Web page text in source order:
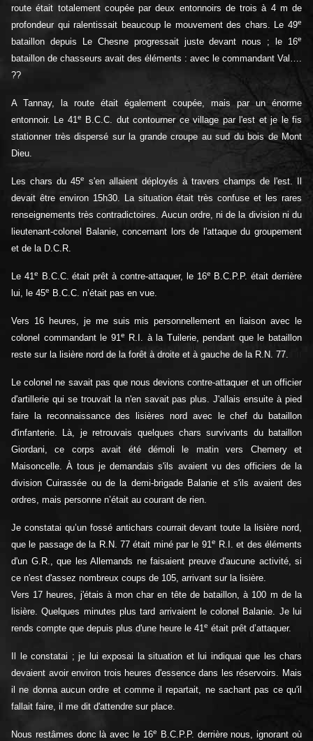
route était totalement coupée par deux entonnoirs de trois à 4 m de
profondeur qui ralentissait beaucoup le mouvement des chars. Le 49e
bataillon depuis Le Chesne progressait juste devant nous ; le 16e
bataillon de chasseurs avait des éléments : avec le commandant Val….
??
A Tannay, la route était également coupée, mais par un énorme
entonnoir. Le 41e
B.C.C. dut contourner ce village par l'est et je le fis
stationner très dispersé sur la grande croupe au sud du bois de Mont
Dieu.
Les chars du 45e
s'en allaient déployés à travers champs de l'est. Il
devait être environ 15h30. La situation était très confuse et les rares
renseignements très contradictoires. Aucun ordre, ni de la division ni du
lieutenant-colonel Balanie, concernant lors de l'attaque du groupement
et de la D.C.R.
Le 41e B.C.C. était prêt à contre-attaquer, le 16e
B.C.P.P. était derrière
lui, le 45e B.C.C. n’était pas en vue.
Vers 16 heures, je me suis mis personnellement en liaison avec le
colonel commandant le 91e
R.I. à la Tuilerie, pendant que le bataillon
reste sur la lisière nord de la forêt à droite et à gauche de la R.N. 77.
Le colonel ne savait pas que nous devions contre-attaquer et un officier
d'artillerie qui se trouvait la n'en savait pas plus. J'allais ensuite à pied
faire la reconnaissance des lisières nord avec le chef du bataillon
d'infanterie. Là, je retrouvais quelques chars survivants du bataillon
Giordani, ce corps avait été démoli le matin vers Chemery et
Maisoncelle. À tous je demandais s'ils avaient vu des officiers de la
division Cuirassée ou de la demi-brigade Balanie et s'ils avaient des
ordres, mais personne n’était au courant de rien.
Je constatai qu’un fossé antichars courrait devant toute la lisière nord,
que le passage de la R.N. 77 était miné par le 91e
R.I. et des éléments
d'un G.R., que les Allemands ne faisaient preuve d'aucune activité, si
ce n'est d'assez nombreux coups de 105, arrivant sur la lisière.
Vers 17 heures, j'étais à mon char en tête de bataillon, à 100 m de la
lisière. Quelques minutes plus tard arrivaient le colonel Balanie. Je lui
rends compte que depuis plus d'une heure le 41e était prêt d’attaquer.
Il le constatai ; je lui exposai la situation et lui indiquai que les chars
devaient avoir environ trois heures d'essence dans les réservoirs. Mais
il ne donna aucun ordre et comme il repartait, ne sachant pas ce qu'il
fallait faire, il me dit d'attendre sur place.
Nous restâmes donc là avec le 16e
B.C.P.P. derrière nous, ignorant où